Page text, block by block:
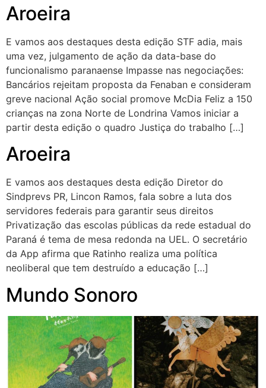
Aroeira
E vamos aos destaques desta edição STF adia, mais
uma vez, julgamento de ação da data-base do
funcionalismo paranaense Impasse nas negociações:
Bancários rejeitam proposta da Fenaban e consideram
greve nacional Ação social promove McDia Feliz a 150
crianças na zona Norte de Londrina Vamos iniciar a
partir desta edição o quadro Justiça do trabalho […]
Aroeira
E vamos aos destaques desta edição Diretor do
Sindprevs PR, Lincon Ramos, fala sobre a luta dos
servidores federais para garantir seus direitos
Privatização das escolas públicas da rede estadual do
Paraná é tema de mesa redonda na UEL. O secretário
da App afirma que Ratinho realiza uma política
neoliberal que tem destruído a educação […]
Mundo Sonoro